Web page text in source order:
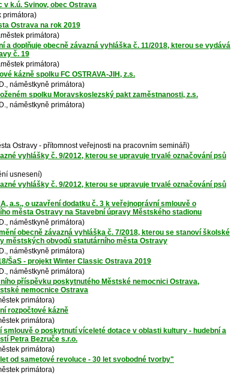
v k.ú. Svinov, obec Ostrava
primátora)
Ostrava na rok 2019
primátora)
a doplňuje obecně závazná vyhláška č. 11/2018, kterou se vydává
č. 19
primátora)
kázně spolku FC OSTRAVA-JIH, z.s.
náměstkyně primátora)
spolku Moravskoslezský pakt zaměstnanosti, z.s.
náměstkyně primátora)
Ostravy - přítomnost veřejnosti na pracovním semináři)
vyhlášky č. 9/2012, kterou se upravuje trvalé označování psů
usnesení)
vyhlášky č. 9/2012, kterou se upravuje trvalé označování psů
a.s., o uzavření dodatku č. 3 k veřejnoprávní smlouvě o
města Ostravy na Stavební úpravy Městského stadionu
náměstkyně primátora)
obecně závazná vyhláška č. 7/2018, kterou se stanoví školské
městských obvodů statutárního města Ostravy
náměstkyně primátora)
ŠaS - projekt Winter Classic Ostrava 2019
náměstkyně primátora)
příspěvku poskytnutého Městské nemocnici Ostrava,
nemocnice Ostrava
primátora)
rozpočtové kázně
primátora)
smlouvě o poskytnutí víceleté dotace v oblasti kultury - hudební a
Petra Bezruče s.r.o.
primátora)
od sametové revoluce - 30 let svobodné tvorby"
primátora)